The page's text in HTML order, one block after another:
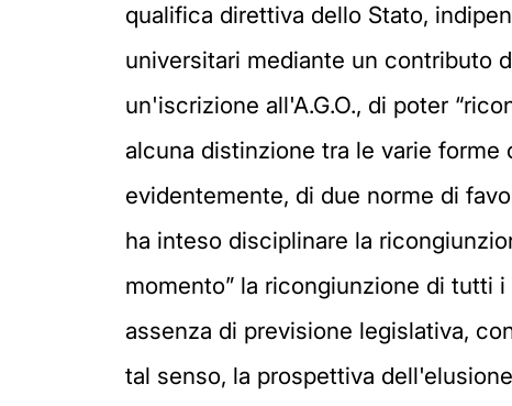
qualifica direttiva dello Stato,
universitari mediante un contributo
un'iscrizione all'A.G.O., di poter
alcuna distinzione tra le varie
evidentemente, di due norme di
ha inteso disciplinare la
momento” la ricongiunzione di tutti
assenza di previsione legislativa,
tal senso, la prospettiva